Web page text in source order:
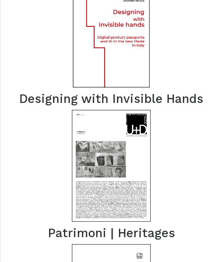
Designing with Invisible Hands
Patrimoni | Heritages